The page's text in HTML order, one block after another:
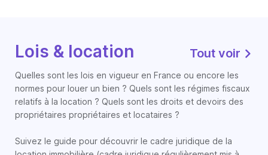
Lois & location Tout voir
Quelles sont les lois en vigueur en France ou encore les
normes pour louer un bien ? Quels sont les régimes fiscaux
relatifs à la location ? Quels sont les droits et devoirs des
propriétaires propriétaires et locataires ?
Suivez le guide pour découvrir le cadre juridique de la